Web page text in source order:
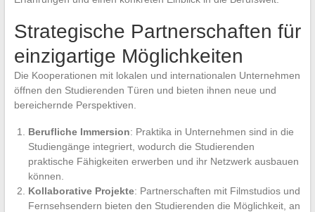
Strategische Partnerschaften für
einzigartige Möglichkeiten
Die Kooperationen mit lokalen und internationalen Unternehmen
öffnen den Studierenden Türen und bieten ihnen neue und
bereichernde Perspektiven.
Berufliche Immersion: Praktika in Unternehmen sind in die
Studiengänge integriert, wodurch die Studierenden
praktische Fähigkeiten erwerben und ihr Netzwerk ausbauen
können.
Kollaborative Projekte: Partnerschaften mit Filmstudios und
Fernsehsendern bieten den Studierenden die Möglichkeit, an